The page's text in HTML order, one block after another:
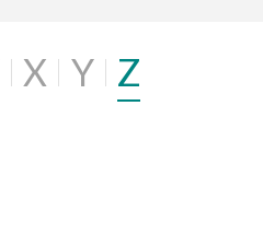
X Y Z